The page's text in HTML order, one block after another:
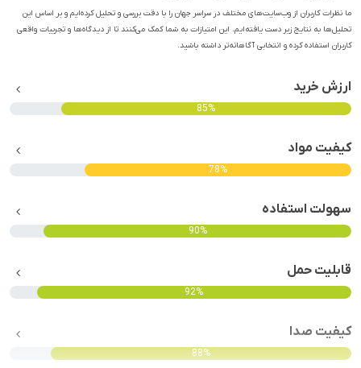
ما نظرات کاربران از وب‌سایت‌های مختلف در سراسر جهان را با دقت بررسی و تحلیل کرده‌ایم و بر اساس این
تحلیل‌ها به نتایج زیر دست یافته‌ایم. این امتیازات به شما کمک می‌کنند تا از دیدگاه‌ها و تجربیات واقعی
کاربران استفاده کرده و انتخابی آگاهانه‌تر داشته باشید.
ارزش خرید
85%
کیفیت مواد
78%
سهولت استفاده
90%
قابلیت حمل
92%
کیفیت صدا
88%